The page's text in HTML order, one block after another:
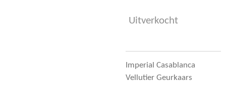
Uitverkocht
Imperial Casablanca
Vellutier Geurkaars